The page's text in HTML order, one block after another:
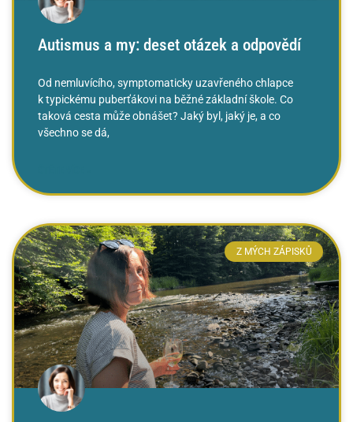
Autismus a my: deset otázek a odpovědí
Od nemluvícího, symptomaticky uzavřeného chlapce
k typickému puberťákovi na běžné základní škole. Co
taková cesta může obnášet? Jaký byl, jaký je, a co
všechno se dá,
Z MÝCH ZÁPISKŮ